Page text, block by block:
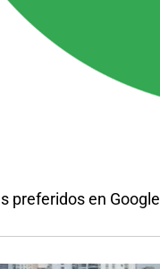
preferidos en Google